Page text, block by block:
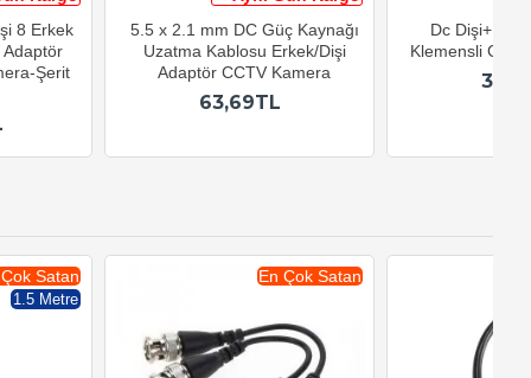
8 Erkek
Şerit
5.5 x 2.1 mm DC Güç Kaynağı
Uzatma Kablosu Erkek/Dişi
Adaptör CCTV Kamera
63,69TL
Dc
Klemensli Güç
Satan
1.5 Metre
En Çok Satan